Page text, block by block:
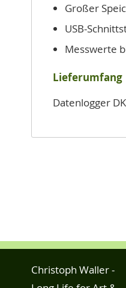
Großer
USB-
Messwerte
Lieferumfang
Datenlogger
Christoph Waller -